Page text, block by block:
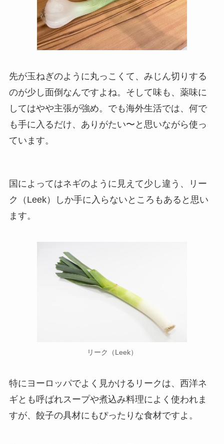
先が玉ねぎのように丸っこくて、みじん切りする
のが少し面倒なんですよね。そして味も、薬味に
してはやや主張が強め。でも海外生活では、何で
も手に入るだけ、ありがたい〜と思いながら使っ
ています。
国によってはネギのように見えて少し違う、リー
ク（Leek）しか手に入らないところもあると思い
ます。
リーク（Leek）
特にヨーロッパでよく見かけるリークは、西洋ネ
ギとも呼ばれスープや煮込み料理によく使われま
すが、餃子の具材にもぴったりな食材ですよ。